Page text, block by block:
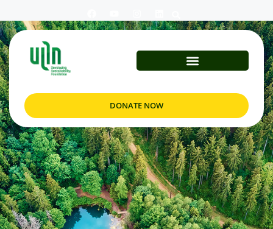
DONATE NOW